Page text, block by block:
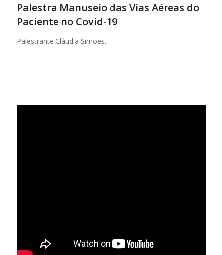
Palestra Manuseio das Vias Aéreas do
Paciente no Covid-19
Palestrante Cláudia Simões.